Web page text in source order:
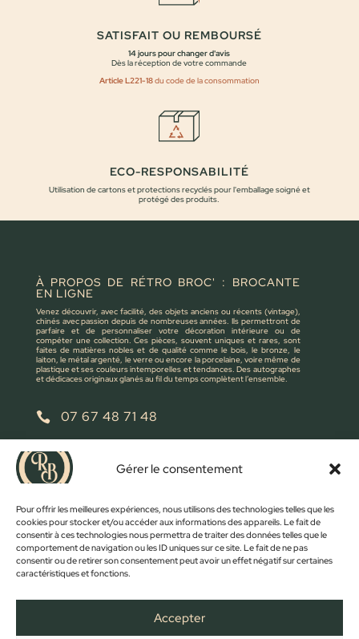
Gérer le consentement
Pour offrir les meilleures expériences, nous utilisons des technologies telles que les
cookies pour stocker et/ou accéder aux informations des appareils. Le fait de
consentir à ces technologies nous permettra de traiter des données telles que le
comportement de navigation ou les ID uniques sur ce site. Le fait de ne pas
consentir ou de retirer son consentement peut avoir un effet négatif sur certaines
caractéristiques et fonctions.
Accepter
SATISFAIT OU REMBOURSÉ
14 jours pour changer d'avis
Dès la réception de votre commande
Article L221-18du code de la consommation
ECO-RESPONSABILITÉ
Utilisation de cartons et protections recyclés pour l'emballage soigné et
protégé des produits.
À PROPOS DE RÉTRO BROC' : BROCANTE
EN LIGNE
Venez découvrir, avec facilité, des objets anciens ou récents (vintage),
chinés avec passion depuis de nombreuses années. Ils permettront de
parfaire et de personnaliser votre décoration intérieure ou de
compéter une collection. Ces pièces, souvent uniques et rares, sont
faites de matières nobles et de qualité comme le bois, le bronze, le
laiton, le métal argenté, le verre ou encore la porcelaine, voire même de
plastique et ses couleurs intemporelles et tendances. Des autographes
et dédicaces originaux glanés au fil du temps complètent l’ensemble.
 07 67 48 71 48
 retrobroc85@gmail.com
NOUS ÉCRIRE